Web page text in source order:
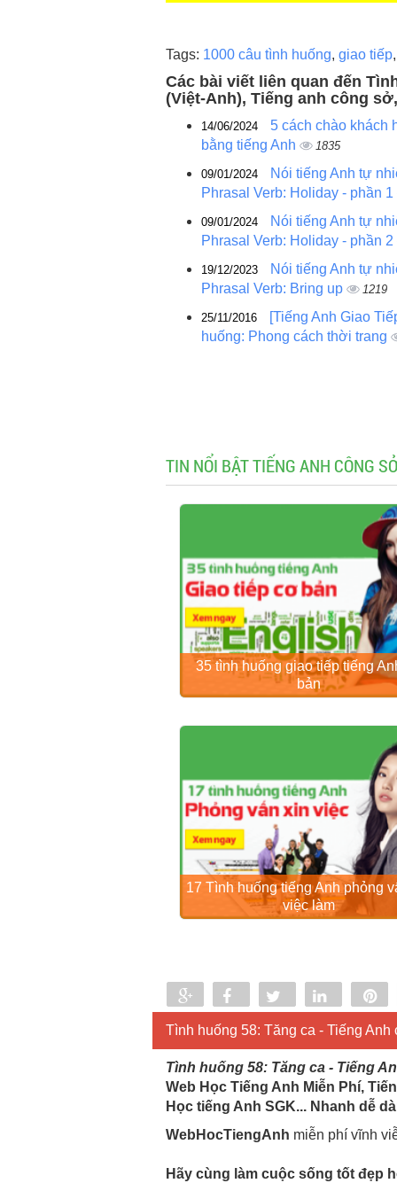
Tags: 1000 câu tình huống, giao tiếp,
Các bài viết liên quan đến
(Việt-Anh), Tiếng anh công
14/06/2024
5 cách chào khách
bằng tiếng Anh
1835
09/01/2024
Nói tiếng Anh tự
Phrasal Verb: Holiday - phần 1
09/01/2024
Nói tiếng Anh tự
Phrasal Verb: Holiday - phần 2
19/12/2023
Nói tiếng Anh tự
Phrasal Verb: Bring up
1219
25/11/2016
[Tiếng Anh Giao
huống: Phong cách thời trang
TIN NỔI BẬT TIẾNG ANH CÔNG
35 tình huống giao tiếp tiếng
bản
17 Tình huống tiếng Anh phỏng
việc làm
Share Share Tweet Share
0
Tình huống 58: Tăng ca - Tiếng
Tình huống 58: Tăng ca - Tiếng
Web Học Tiếng Anh Miễn Phí,
Học tiếng Anh SGK... Nhanh dễ
WebHocTiengAnh miễn phí vĩnh
Hãy cùng làm cuộc sống tốt đẹp